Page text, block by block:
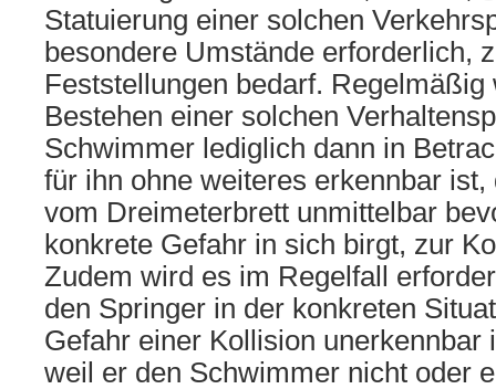
Statuierung einer solchen
besondere Umstände erforderlich,
Feststellungen bedarf. Regelmäßig
Bestehen einer solchen
Schwimmer lediglich dann in
für ihn ohne weiteres erkennbar ist,
vom Dreimeterbrett unmittelbar
konkrete Gefahr in sich birgt, zur
Zudem wird es im Regelfall
den Springer in der konkreten
Gefahr einer Kollision unerkennbar
weil er den Schwimmer nicht oder